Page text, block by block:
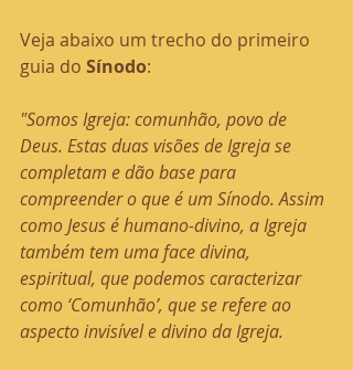
Veja abaixo um trecho do primeiro
guia do Sínodo:
"Somos Igreja: comunhão, povo de
Deus. Estas duas visões de Igreja se
completam e dão base para
compreender o que é um Sínodo. Assim
como Jesus é humano-divino, a Igreja
também tem uma face divina,
espiritual, que podemos caracterizar
como ‘Comunhão’, que se refere ao
aspecto invisível e divino da Igreja.